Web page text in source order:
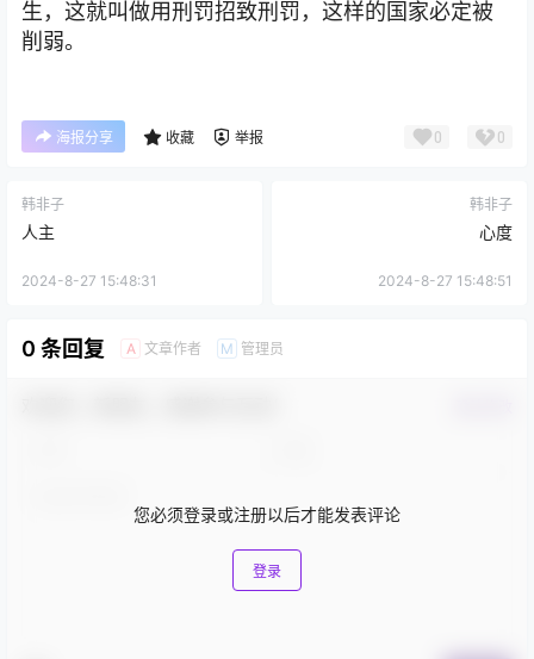
生，这就叫做用刑罚招致刑罚，这样的国家必定被
削弱。
海报分享 收藏 举报 0 0
韩非子
人主
2024-8-27 15:48:31
韩非子
心度
2024-8-27 15:48:51
0 条回复 A 文章作者 M 管理员
您必须登录或注册以后才能发表评论
登录